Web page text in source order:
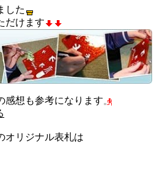
した
だけます
感想も参考になります
オリジナル表札は